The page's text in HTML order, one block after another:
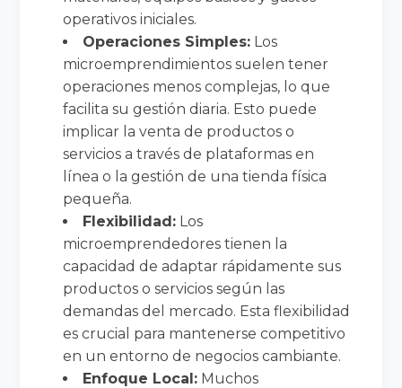
operativos iniciales.
Operaciones Simples: Los
microemprendimientos suelen tener
operaciones menos complejas, lo que
facilita su gestión diaria. Esto puede
implicar la venta de productos o
servicios a través de plataformas en
línea o la gestión de una tienda física
pequeña.
Flexibilidad: Los
microemprendedores tienen la
capacidad de adaptar rápidamente sus
productos o servicios según las
demandas del mercado. Esta flexibilidad
es crucial para mantenerse competitivo
en un entorno de negocios cambiante.
Enfoque Local: Muchos